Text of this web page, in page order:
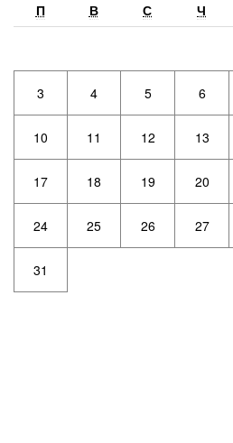
П
В С Ч
3 4 5 6
10 11 12 13
17 18 19 20
24 25 26 27
31